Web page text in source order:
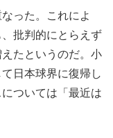
った。これによ
批判的にとらえず
たというのだ。小
日本球界に復帰し
ついては「最近は